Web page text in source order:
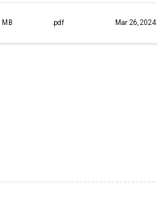
MB .pdf Mar 26, 2024